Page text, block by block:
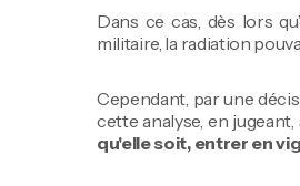
Dans ce cas, dès lors
militaire, la radiation
Cependant, par une
cette analyse, en jugeant,
qu'elle soit, entrer en